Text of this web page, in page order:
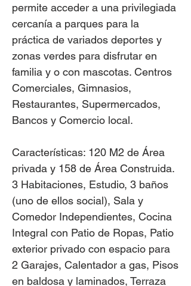
permite acceder a una privilegiada
cercanía a parques para la
práctica de variados deportes y
zonas verdes para disfrutar en
familia y o con mascotas. Centros
Comerciales, Gimnasios,
Restaurantes, Supermercados,
Bancos y Comercio local.
​Características: 120 M2 de Área
privada y 158 de Área Construida.
3 Habitaciones, Estudio, 3 baños
(uno de ellos social), Sala y
Comedor Independientes, Cocina
Integral con Patio de Ropas, Patio
exterior privado con espacio para
2 Garajes, Calentador a gas, Pisos
en baldosa y laminados, Terraza